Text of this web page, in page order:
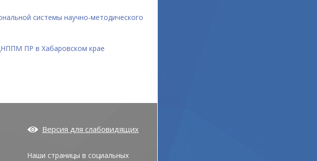
системы научно-методического
ПР в Хабаровском крае
Версия для слабовидящих
Наши страницы в социальных